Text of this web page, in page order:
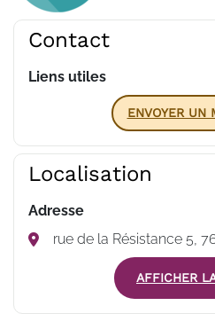
Contact
Liens utiles
ENVOYER UN
Localisation
Adresse
rue de la Résistance 5,
AFFICHER